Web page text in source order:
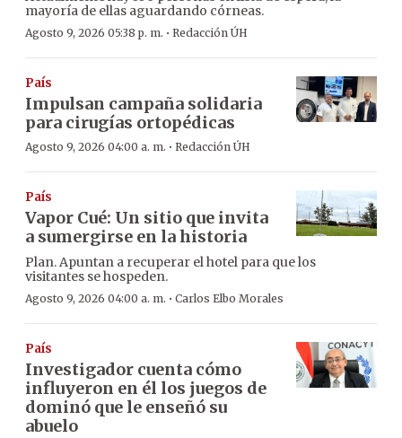
mayoría de ellas aguardando córneas.
Agosto 9, 2026 05:38 p. m. · Redacción ÚH
País
Impulsan campaña solidaria
para cirugías ortopédicas
Agosto 9, 2026 04:00 a. m. · Redacción ÚH
País
Vapor Cué: Un sitio que invita
a sumergirse en la historia
Plan. Apuntan a recuperar el hotel para que los
visitantes se hospeden.
Agosto 9, 2026 04:00 a. m. · Carlos Elbo Morales
País
Investigador cuenta cómo
influyeron en él los juegos de
dominó que le enseñó su
abuelo